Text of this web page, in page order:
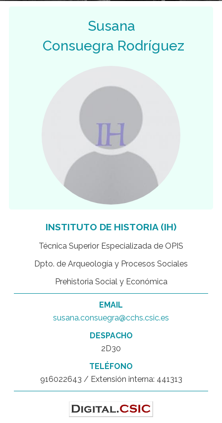
Susana
Consuegra Rodríguez
INSTITUTO DE HISTORIA (IH)
Técnica Superior Especializada de OPIS
Dpto. de Arqueología y Procesos Sociales
Prehistoria Social y Económica
EMAIL
susana.consuegra@cchs.csic.es
DESPACHO
2D30
TELÉFONO
916022643 / Extensión interna: 441313